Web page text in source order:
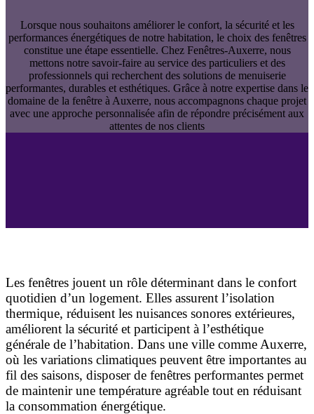
Lorsque nous souhaitons améliorer le confort, la sécurité et les
performances énergétiques de notre habitation, le choix des fenêtres
constitue une étape essentielle. Chez Fenêtres-Auxerre, nous
mettons notre savoir-faire au service des particuliers et des
professionnels qui recherchent des solutions de menuiserie
performantes, durables et esthétiques. Grâce à notre expertise dans le
domaine de la fenêtre à Auxerre, nous accompagnons chaque projet
avec une approche personnalisée afin de répondre précisément aux
attentes de nos clients
Les fenêtres jouent un rôle déterminant dans le confort
quotidien d’un logement. Elles assurent l’isolation
thermique, réduisent les nuisances sonores extérieures,
améliorent la sécurité et participent à l’esthétique
générale de l’habitation. Dans une ville comme Auxerre,
où les variations climatiques peuvent être importantes au
fil des saisons, disposer de fenêtres performantes permet
de maintenir une température agréable tout en réduisant
la consommation énergétique.